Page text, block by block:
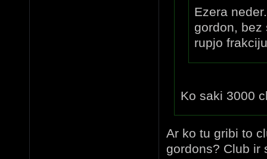
Ezera
gordon, bez
rupjo
Ko saki 3000
Ar ko tu gribi to
gordons? Club ir